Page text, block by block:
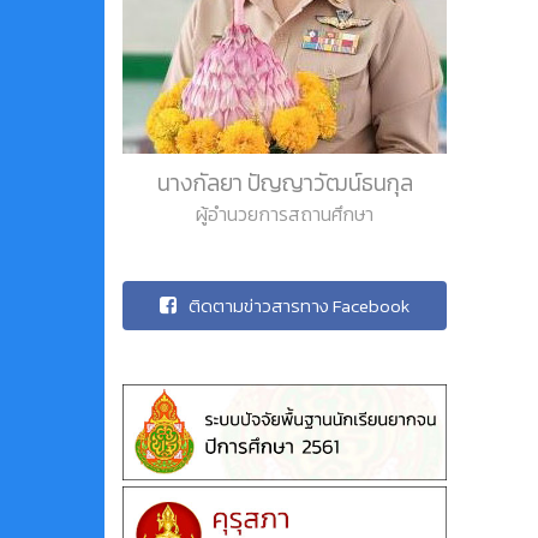
นางกัลยา ปัญญาวัฒน์ธนกุล
ผู้อำนวยการสถานศึกษา
ติดตามข่าวสารทาง Facebook